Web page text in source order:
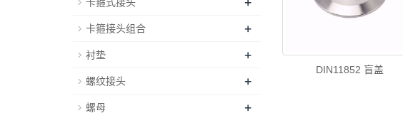
DIN11852 盲盖
卡箍接头组合 +
衬垫 +
螺纹接头 +
螺母 +